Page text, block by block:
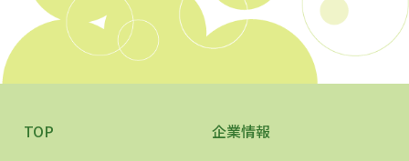
TOP
企業情報